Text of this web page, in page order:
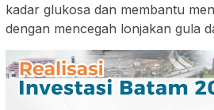
kadar glukosa dan membantu
dengan mencegah lonjakan gula